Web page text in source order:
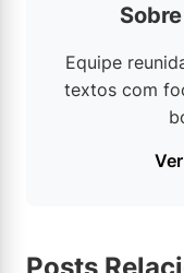
Equipe
textos com